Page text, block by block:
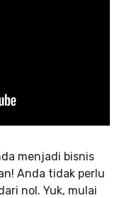
menjadi bisnis
Anda tidak perlu
nol. Yuk, mulai